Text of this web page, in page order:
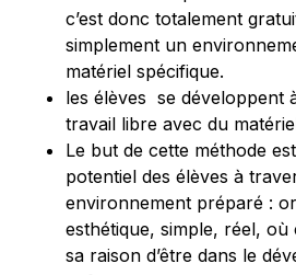
c’est donc totalement
simplement un
matériel spécifique.
les élèves se développent
travail libre avec du
Le but de cette méthode
potentiel des élèves à
environnement préparé :
esthétique, simple, réel, où
sa raison d’être dans le